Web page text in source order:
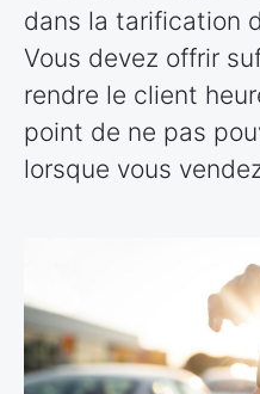
dans la tarification
Vous devez offrir
rendre le client
point de ne pas
lorsque vous